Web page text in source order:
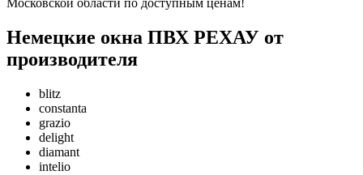
Московской области по доступным ценам!
Немецкие окна ПВХ РЕХАУ от
производителя
blitz
constanta
grazio
delight
diamant
intelio